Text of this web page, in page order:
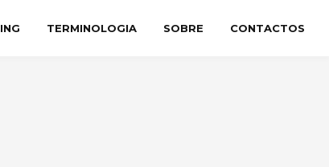
TERMINOLOGIA SOBRE CONTACTOS